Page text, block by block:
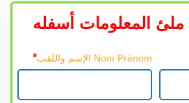
المعلومات أسفله
Nom Prénom الإسم واللقب *